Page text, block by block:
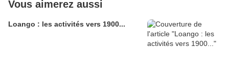
Vous aimerez aussi
Loango : les activités vers 1900...